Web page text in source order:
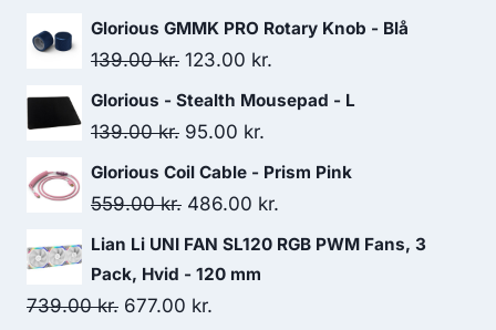
price
was:
price
Glorious GMMK PRO Rotary Knob - Blå
139.00kr. Original
price
was:
123.00 kr.
price
Glorious - Stealth Mousepad - L
139.00kr. Original
price
was:
95.00 kr.
price
is:
Glorious Coil Cable - Prism Pink
559.00kr. Original
price
was:
559.00 kr..
486.00 kr.
price
Lian Li UNI FAN SL120 RGB PWM Fans, 3
Pack, Hvid - 120 mm
739.00kr. Original
677.00 kr.